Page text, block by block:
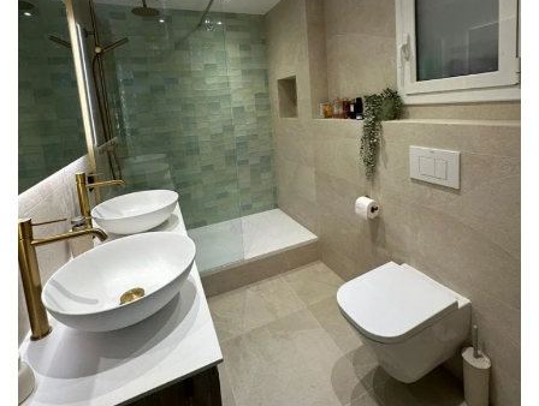
Reforma de baño completo en
Viladecans
REFORMA DE BAÑO